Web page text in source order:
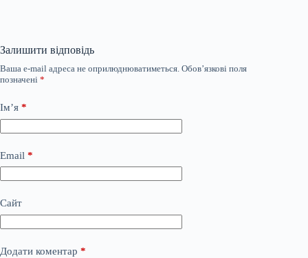
Залишити відповідь
Ваша e-mail адреса не оприлюднюватиметься. Обов’язкові поля
позначені *
Ім’я *
Email *
Сайт
Додати коментар *